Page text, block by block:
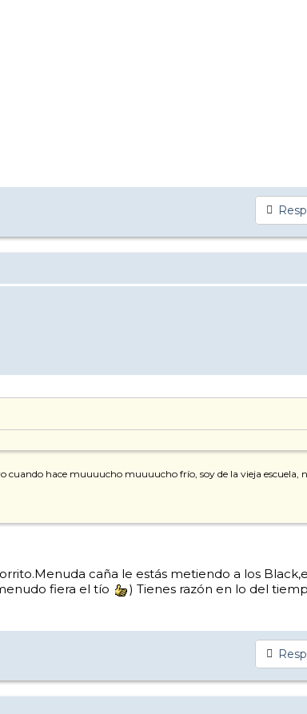
cuando hace muuuucho muuuucho frío, soy de la vieja escuela,
caña le estás metiendo a los
fiera el tío
) Tienes razón en lo del